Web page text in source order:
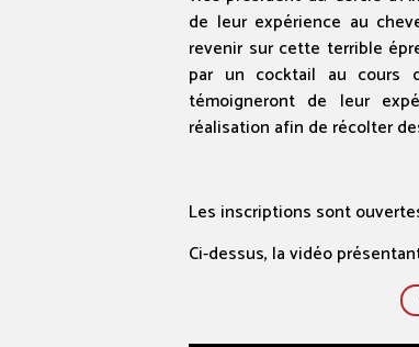
de leur expérience au
revenir sur cette terrible
par un cocktail au cours
témoigneront de leur
réalisation afin de récolter
Les inscriptions sont
Ci-dessus, la vidéo